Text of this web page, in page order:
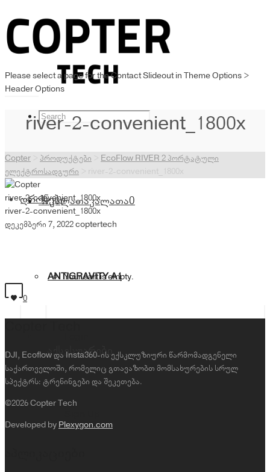
კალათაკალათა0
Your cart is empty.
დრონები
ANTIGRAVITY A1
აქსესუარები
Please select a page for the Contact Slideout in Theme Options >
Header Options
river-2-convenient_1800x
Copter პროდუქტები
EcoFlow RIVER 2 პორტატული
ელექტროსადგური
river-2-convenient_1800x
river-2-convenient_1800x
river-2-convenient_1800x
დეკემბერი 7, 2022coptertech
0
DJI, Ecoflow და Insta360-ის ექსკლუზიური წარმომადგენელი
საქართველოში, რომელიც გთავაზობთ მომსახურების სრულ
სპექტრს: ტრენინგები და შეკეთება.
©2026 Copter Tech
Developed by Plexygon.com